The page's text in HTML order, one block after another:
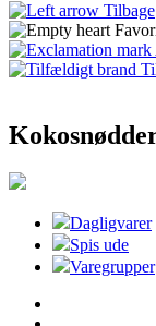
Tilbage
Dagligvarer
Spis ude
Varegrupper